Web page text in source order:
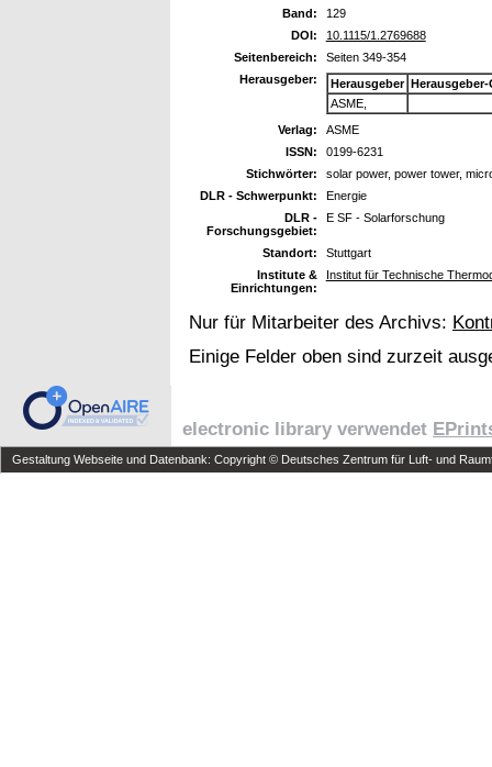
Band:
129
DOI:
10.1115/1.2769688
Seitenbereich:
Seiten 349-354
Herausgeber:
Herausgeber
Herausgeber-
ASME,
Verlag:
ASME
ISSN:
0199-6231
Stichwörter:
solar power, power tower,
DLR - Schwerpunkt:
Energie
DLR -
Forschungsgebiet:
E SF - Solarforschung
Standort:
Stuttgart
Institute &
Einrichtungen:
Institut für Technische
Nur für Mitarbeiter des Archivs:
Einige Felder oben sind zurzeit
electronic library verwendet
Gestaltung Webseite und Datenbank: Copyright © Deutsches Zentrum für Luft- und